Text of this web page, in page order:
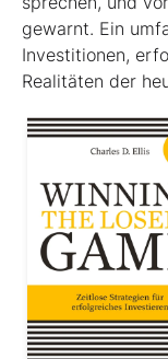
gewarnt. Ein
Investitionen,
Realitäten der